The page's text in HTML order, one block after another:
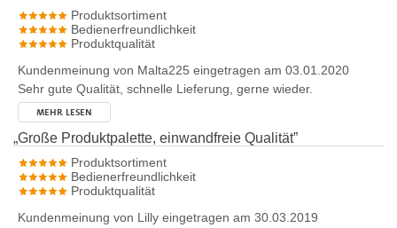
Produktsortiment
Bedienerfreundlichkeit
Produktqualität
Kundenmeinung von Malta225 eingetragen am 03.01.2020
Sehr gute Qualität, schnelle Lieferung, gerne wieder.
MEHR LESEN
„Große Produktpalette, einwandfreie Qualität”
Produktsortiment
Bedienerfreundlichkeit
Produktqualität
Kundenmeinung von Lilly eingetragen am 30.03.2019